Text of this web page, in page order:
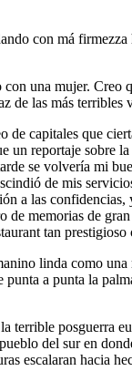
con má firmezza
una mujer. Creo
de las más terribles
capitales que
un reportaje sobre
se volvería mi
de mis
a las
memorias de
tan
linda como
a punta la
terrible posguerra
del sur en
escalaran hacia